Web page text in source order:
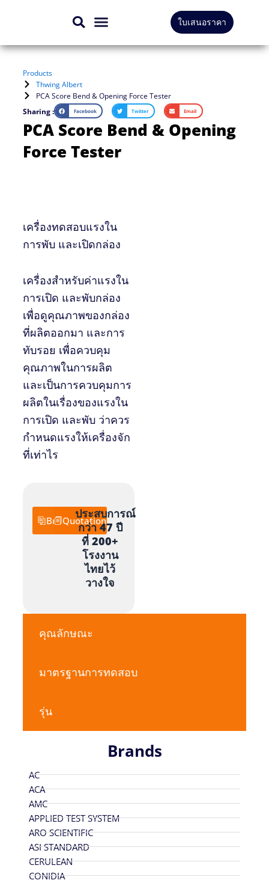
content
ใบเสนอราคา
Brands
AC
ACA
AMC
APPLIED TEST SYSTEM
ARO SCIENTIFIC
ASI STANDARD
CERULEAN
CONIDIA
Products
Thwing Albert
PCA Score Bend & Opening Force Tester
Sharing :
Facebook Twitter Email
PCA Score Bend & Opening
Force Tester
เครื่องทดสอบแรงใน
การพับ และเปิดกล่อง
เครื่องสำหรับค่าแรงใน
การเปิด และพับกล่อง
เพื่อดูคุณภาพของกล่อง
ที่ผลิตออกมา และการ
ทับรอย เพื่อควบคุม
คุณภาพในการผลิต
และเป็นการควบคุมการ
ผลิตในเรื่องของแรงใน
การเปิด และพับ ว่าควร
กำหนดแรงให้เครื่องจัก
ที่เท่าไร
Brochure
Quotation
ประสบการณ์
กว่า 47 ปี
ที่ 200+
โรงงาน
ไทยไว้
วางใจ
คุณลักษณะ
มาตรฐานการทดสอบ
รุ่น